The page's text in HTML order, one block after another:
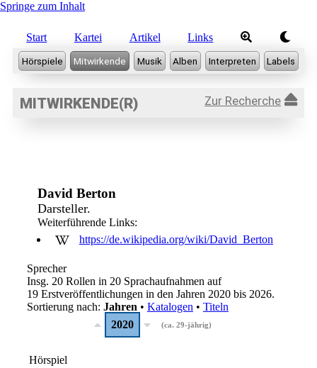
Springe zum Inhalt
Start Kartei Artikel Links
MITWIRKENDE(R) Zur Recherche
David Berton
Darsteller.
Weiterführende Links:
https://de.wikipedia.org/wiki/David_Berton
Sprecher
Insg. 20 Rollen in 20 Sprachaufnahmen auf
19 Erstveröffentlichungen in den Jahren 2020 bis 2026.
Sortierung nach: Jahren • Katalogen • Titeln
2020
(ca. 29-jährig)
Hörspiel